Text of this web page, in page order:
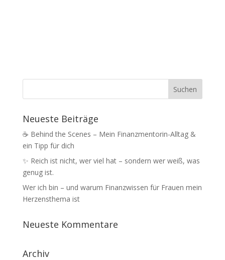
Neueste Beiträge
☕️ Behind the Scenes – Mein Finanzmentorin-Alltag &
ein Tipp für dich
✨ Reich ist nicht, wer viel hat – sondern wer weiß, was
genug ist.
Wer ich bin – und warum Finanzwissen für Frauen mein
Herzensthema ist
Neueste Kommentare
Archiv